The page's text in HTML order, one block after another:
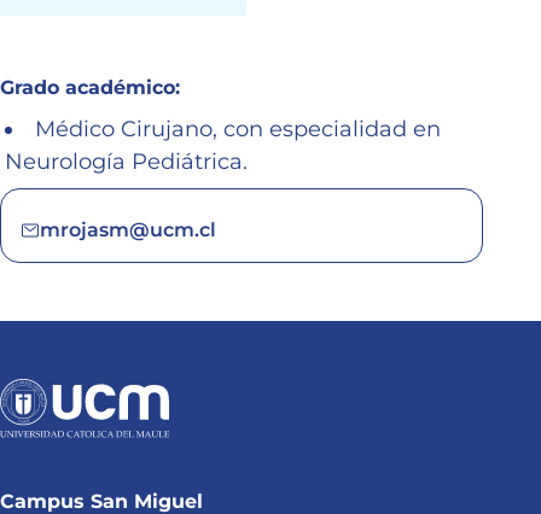
Grado académico:
Médico Cirujano, con especialidad en
Neurología Pediátrica.
mrojasm@ucm.cl
Campus San Miguel